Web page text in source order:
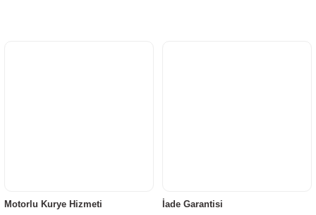
Motorlu Kurye Hizmeti İade Garantisi